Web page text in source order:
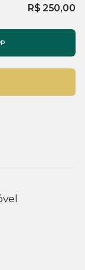
R$ 250,00